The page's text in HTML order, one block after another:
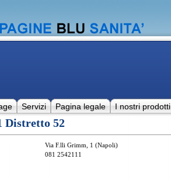
Servizi Pagina legale I nostri prodotti
Distretto 52
Via F.lli Grimm, 1 (Napoli)
081 2542111